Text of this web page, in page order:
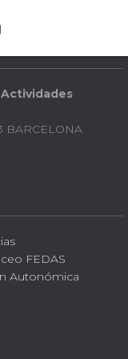
BARCELONA
FEDAS
Autonómica